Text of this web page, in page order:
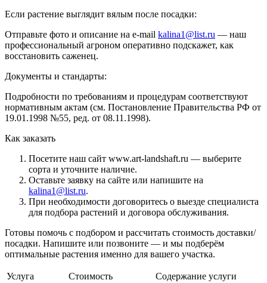
Если растение выглядит вялым после посадки:
Отправьте фото и описание на e-mail kalina1@list.ru — наш
профессиональный агроном оперативно подскажет, как
восстановить саженец.
Документы и стандарты:
Подробности по требованиям и процедурам соответствуют
нормативным актам (см. Постановление Правительства РФ от
19.01.1998 №55, ред. от 08.11.1998).
Как заказать
Посетите наш сайт www.art-landshaft.ru — выберите
сорта и уточните наличие.
Оставьте заявку на сайте или напишите на
kalina1@list.ru.
При необходимости договоритесь о выезде специалиста
для подбора растений и договора обслуживания.
Готовы помочь с подбором и рассчитать стоимость доставки/
посадки. Напишите или позвоните — и мы подберём
оптимальные растения именно для вашего участка.
Услуга Стоимость Содержание услуги